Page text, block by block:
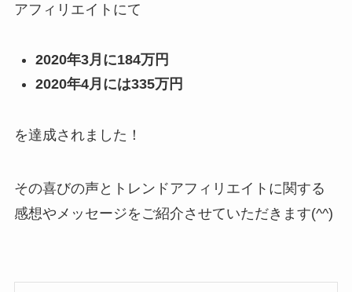
アフィリエイトにて
2020年3月に184万円
2020年4月には335万円
を達成されました！
その喜びの声とトレンドアフィリエイトに関する
感想やメッセージをご紹介させていただきます(^^)